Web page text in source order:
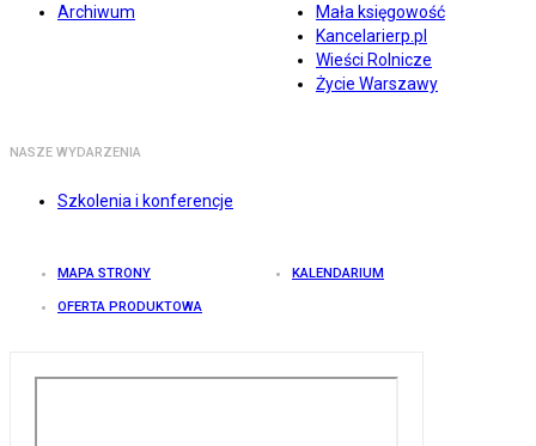
Archiwum
Mała księgowość
Kancelarierp.pl
Wieści Rolnicze
Życie Warszawy
NASZE WYDARZENIA
Szkolenia i konferencje
MAPA STRONY KALENDARIUM
OFERTA PRODUKTOWA